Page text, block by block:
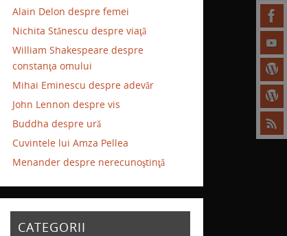
Alain Delon despre femei
Nichita Stănescu despre viaţă
William Shakespeare despre
constanţa omului
Mihai Eminescu despre adevăr
John Lennon despre vis
Buddha despre ură
Cuvintele lui Amza Pellea
Menander despre nerecunoştinţă
CATEGORII